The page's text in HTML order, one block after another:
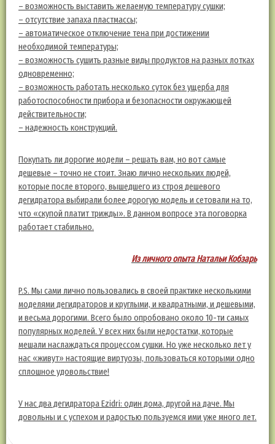
– возможность выставить желаемую температуру сушки;
– отсутствие запаха пластмассы;
– автоматическое отключение тена при достижении
необходимой температуры;
– возможность сушить разные виды продуктов на разных лотках
одновременно;
– возможность работать несколько суток без ущерба для
работоспособности прибора и безопасности окружающей
действительности;
– надежность конструкций.
Покупать ли дорогие модели – решать вам, но вот самые
дешевые – точно не стоит. Знаю лично нескольких людей,
которые после второго, вышедшего из строя дешевого
дегидратора выбирали более дорогую модель и сетовали на то,
что «скупой платит трижды». В данном вопросе эта поговорка
работает стабильно.
Из личного опыта Натальи Кобзарь
P.S. Мы сами лично пользовались в своей практике несколькими
моделями дегидраторов и круглыми, и квадратными, и дешевыми,
и весьма дорогими. Всего было опробовано около 10-ти самых
популярных моделей. У всех них были недостатки, которые
мешали наслаждаться процессом сушки. Но уже несколько лет у
нас «живут» настоящие виртуозы, пользоваться которыми одно
сплошное удовольствие!
У нас два дегидратора Ezidri: один дома, другой на даче. Мы
довольны и с успехом и радостью пользуемся ими уже много лет.